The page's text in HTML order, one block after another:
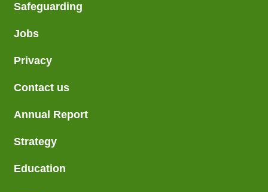
Safeguarding
Jobs
Privacy
Contact us
Annual Report
Strategy
Education